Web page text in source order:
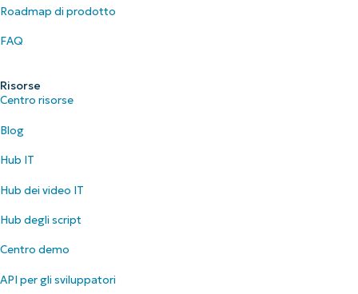
Roadmap di prodotto
FAQ
Risorse
Centro risorse
Blog
Hub IT
Hub dei video IT
Hub degli script
Centro demo
API per gli sviluppatori